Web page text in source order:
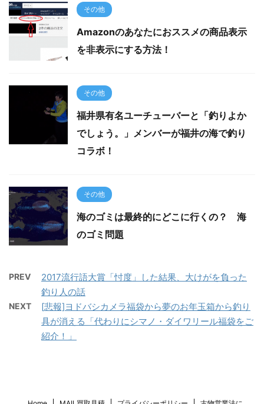
その他
Amazonのあなたにおススメの商品表示
を非表示にする方法！
その他
福井県有名ユーチューバーと「釣りよか
でしょう。」メンバーが福井の海で釣り
コラボ！
その他
海のゴミは最終的にどこに行くの？ 海
のゴミ問題
PREV
2017流行語大賞「忖度」した結果、大けがを負った
釣り人の話
NEXT
[悲報]ヨドバシカメラ福袋から夢のお年玉箱から釣り
具が消える「代わりにシマノ・ダイワリール福袋をご
紹介！」